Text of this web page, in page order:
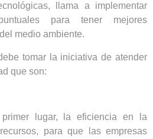
llama a implementar
para tener mejores
medio ambiente.
tomar la iniciativa de atender
que son:
lugar, la eficiencia en la
para que las empresas